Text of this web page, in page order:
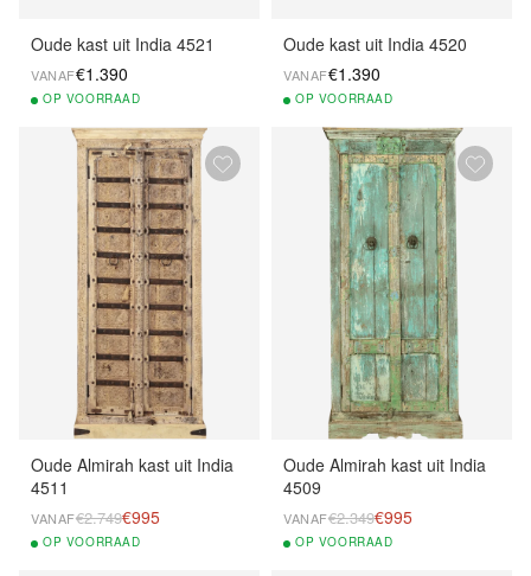
Oude kast uit India 4521
VANAF€1.390
OP VOORRAAD
Oude kast uit India 4520
VANAF€1.390
OP VOORRAAD
Oude Almirah kast uit India
4511
VANAF€2.749€995
OP VOORRAAD
Oude Almirah kast uit India
4509
VANAF€2.349€995
OP VOORRAAD